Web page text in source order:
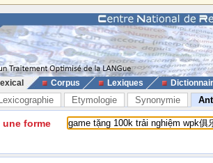
Corpus Lexiques
Lexicographie Etymologie Synonymie
une forme